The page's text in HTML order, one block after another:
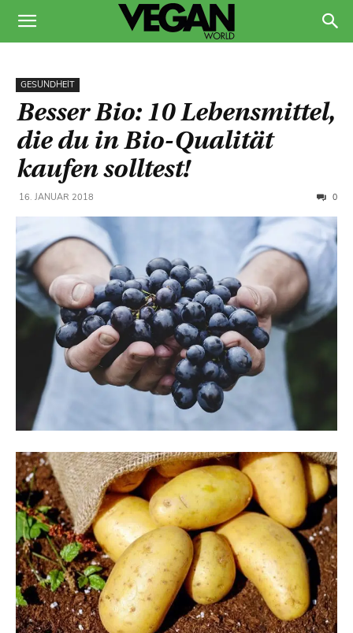
GESUNDHEIT
Besser Bio: 10 Lebensmittel,
die du in Bio-Qualität
kaufen solltest!
16. JANUAR 2018 0